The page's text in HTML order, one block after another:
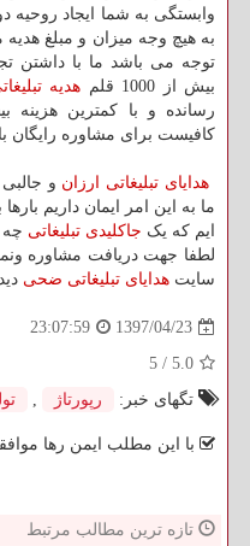
وابستگی به شما ایجاد روحیه
به هیچ وجه میزان و مبلغ هدیه
توجه می باشد ما با داشتن
بیش از 1000 قلم
هدیه
رسانده و با کمترین هزینه
کافیست برای مشاوره رایگان
هدایای تبلیغاتی ارزان و
ما به این امر ایمان داریم
ایم که یک جاکلیدی تبلیغاتی
لطفا جهت دریافت مشاوره
سایت هدایای تبلیغاتی ضحی
1397/04/23
23:07:59
5.0
/
5
تگهای خبر:
رپورتاژ ,
با این مطلب ایمن رها
تازه ترین مطالب مرتبط